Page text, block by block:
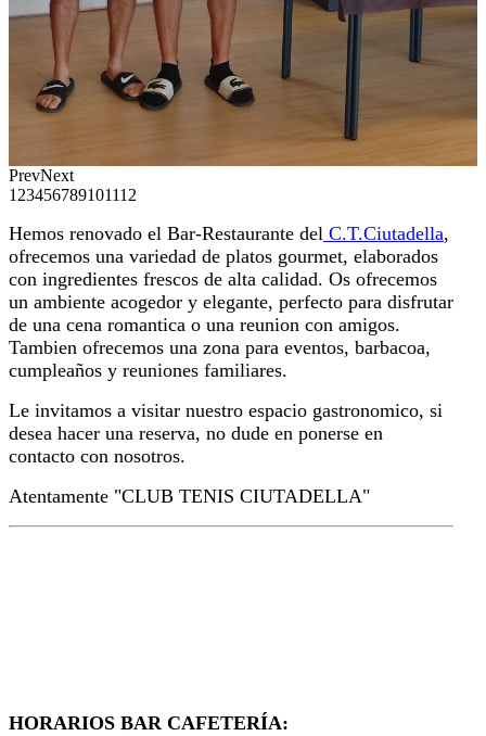
PrevNext
1 23456789101112
Hemos renovado el Bar-Restaurante del C.T.Ciutadella,
ofrecemos una variedad de platos gourmet, elaborados
con ingredientes frescos de alta calidad. Os ofrecemos
un ambiente acogedor y elegante, perfecto para disfrutar
de una cena romantica o una reunion con amigos.
Tambien ofrecemos una zona para eventos, barbacoa,
cumpleaños y reuniones familiares.
Le invitamos a visitar nuestro espacio gastronomico, si
desea hacer una reserva, no dude en ponerse en
contacto con nosotros.
Atentamente "CLUB TENIS CIUTADELLA"
HORARIOS BAR CAFETERÍA: